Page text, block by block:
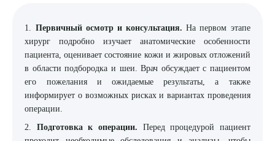
1. Первичный осмотр и консультация. На первом этапе
хирург подробно изучает анатомические особенности
пациента, оценивает состояние кожи и жировых отложений
в области подбородка и шеи. Врач обсуждает с пациентом
его пожелания и ожидаемые результаты, а также
информирует о возможных рисках и вариантах проведения
операции.
2. Подготовка к операции. Перед процедурой пациент